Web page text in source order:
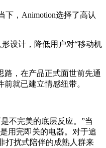
下，Animotion选择了高认
设计，降低用户对“移动机
路，在产品正式面世前先通
就已建立情感纽带。
不完美的底层反应。”当
用完即关的电器。对于追
打扰式陪伴的成熟人群来